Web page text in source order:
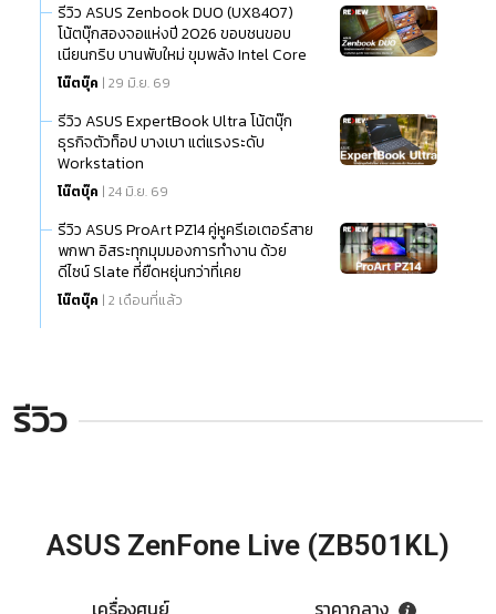
รีวิว ASUS Zenbook DUO (UX8407)
โน้ตบุ๊กสองจอแห่งปี 2026 ขอบชนขอบ
เนียนกริบ บานพับใหม่ ขุมพลัง Intel Core
Ultra (Series 3)
โน๊ตบุ๊ค | 29 มิ.ย. 69
รีวิว ASUS ExpertBook Ultra โน้ตบุ๊ก
ธุรกิจตัวท็อป บางเบา แต่แรงระดับ
Workstation
โน๊ตบุ๊ค | 24 มิ.ย. 69
รีวิว ASUS ProArt PZ14 คู่หูครีเอเตอร์สาย
พกพา อิสระทุกมุมมองการทำงาน ด้วย
ดีไซน์ Slate ที่ยืดหยุ่นกว่าที่เคย
โน๊ตบุ๊ค | 2 เดือนที่แล้ว
รีวิว
ASUS ZenFone Live (ZB501KL)
เครื่องศูนย์ ราคากลาง